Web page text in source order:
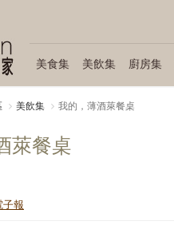
美食集 美飲集 廚房集
美飲集 我的，薄酒萊餐桌
萊餐桌
子報